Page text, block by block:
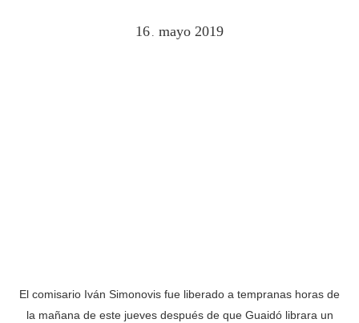
16 mayo 2019
El comisario Iván Simonovis fue liberado a tempranas horas de
la mañana de este jueves después de que Guaidó librara un